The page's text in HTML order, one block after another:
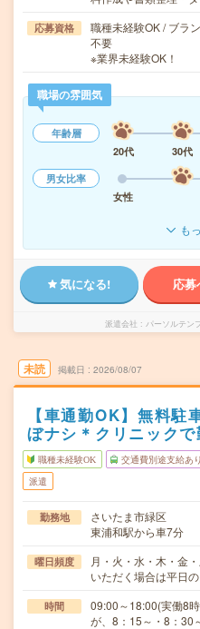
応募資格
職種未経験OK / ブラ
不要
※業界未経験OK！
職場の雰囲気
年齢層
20代
30代
男女比率
女性
も
気になる! 応
派遣会社 パーソルテン
未読 掲載日 2026/08/07
【車通勤OK】無料駐
ぼナシ＊クリニック
職種未経験OK 交通費別途支給あり
派遣
勤務地
さいたま市緑区
東浦和駅から車7分
曜日頻度
月・火・水・木・金
いただく場合は平日
時間
09:00～18:00(実働8
が、8：15～・8：30